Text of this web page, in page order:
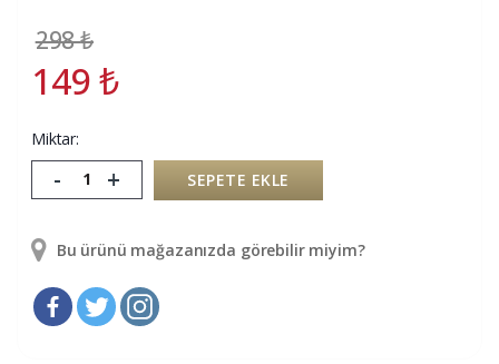
298₺
149₺
Miktar:
- + SEPETE EKLE
Bu ürünü mağazanızda görebilir miyim?